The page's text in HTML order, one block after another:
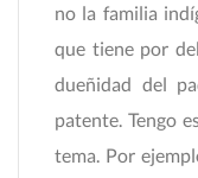
no la familia
que tiene por
dueñidad del
patente. Tengo
tema. Por